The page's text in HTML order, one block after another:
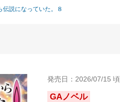
説になっていた。８
発売日：2026/07/15 頃
GAノベル